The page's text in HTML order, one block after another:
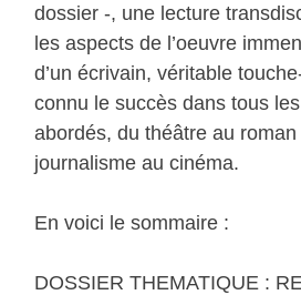
dossier -, une lecture
les aspects de l’oeuvre
d’un écrivain, véritable
connu le succès dans tous
abordés, du théâtre au roman
journalisme au cinéma.
En voici le sommaire :
DOSSIER THEMATIQUE :